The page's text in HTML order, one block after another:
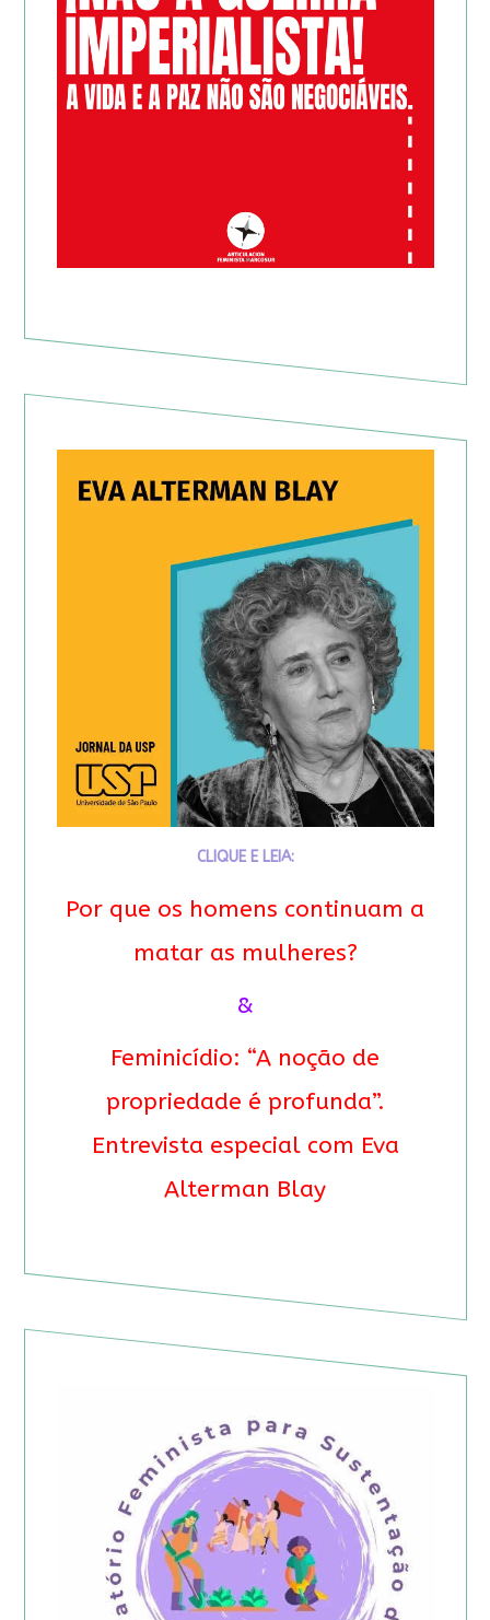
CLIQUE E LEIA:
Por que os homens continuam a
matar as mulheres?
&
Feminicídio: “A noção de
propriedade é profunda”.
Entrevista especial com Eva
Alterman Blay